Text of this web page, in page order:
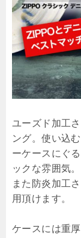
ユーズド加工
ング。使い込
ーケースにぐ
ックな雰囲気。
また防炎加工
用頂けます。
ケースには重